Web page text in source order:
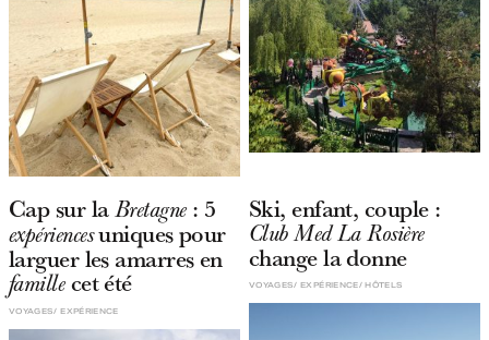
Cap sur laBretagne: 5
expériencesuniques pour
larguer les amarres en
famillecet été
EXPÉRIENCE
VOYAGES
Ski, enfant, couple :
Club Med La Rosière
change la donne
EXPÉRIENCE HÔTELS
VOYAGES